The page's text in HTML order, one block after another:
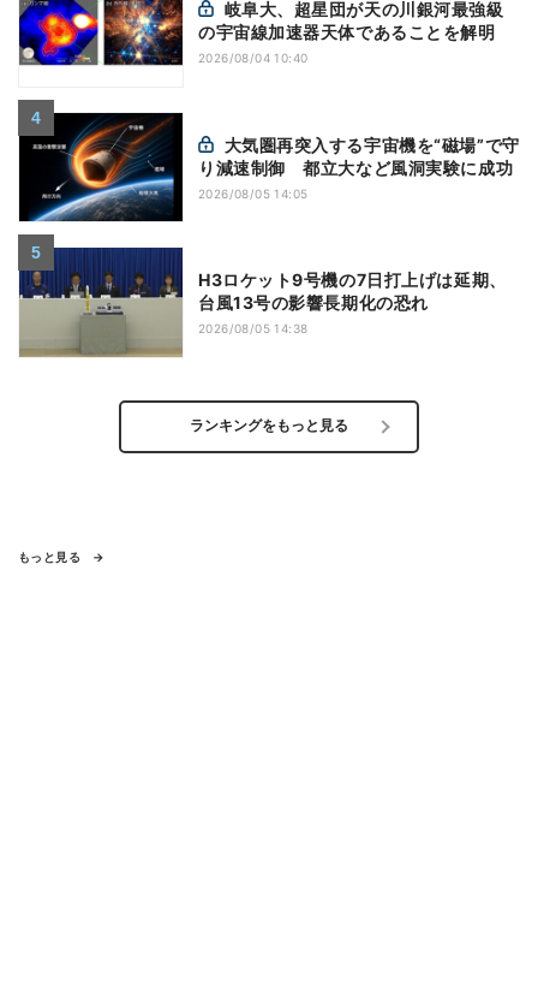
の宇宙線加速器天体であることを解明
2026/08/04 10:40
り減速制御 都立大など風洞実験に成功
2026/08/05 14:05
H3ロケット9号機の7日打上げは延期、
台風13号の影響長期化の恐れ
2026/08/05 14:38
ランキングをもっと見る
もっと見る